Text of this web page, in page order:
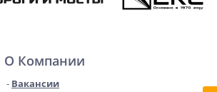
О Компании
Вакансии